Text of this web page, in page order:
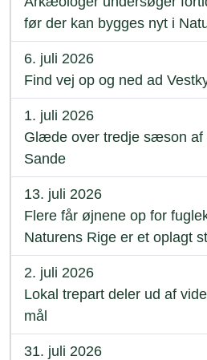
før der kan bygges nyt i
6. juli 2026
Find vej op og ned ad
1. juli 2026
Glæde over tredje sæson af
Sande
13. juli 2026
Flere får øjnene op for
Naturens Rige er et oplagt
2. juli 2026
Lokal trepart deler ud af
mål
31. juli 2026